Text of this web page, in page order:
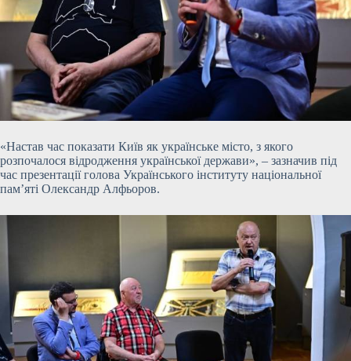
«Настав час показати Київ як українське місто, з якого
розпочалося відродження української держави», – зазначив під
час презентації голова Українського інституту національної
пам’яті Олександр Алфьоров.